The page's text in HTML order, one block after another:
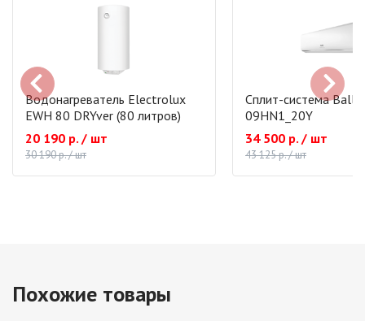
Водонагреватель Electrolux
EWH 80 DRYver (80 литров)
20 190 р. / шт
30 190 р. / шт
Сплит-система Ballu
09HN1_20Y
34 500 р. / шт
43 125 р. / шт
Похожие товары